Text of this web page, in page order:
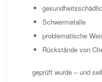
Schwermetalle
problematische
Rückstände von
geprüft wurde – und